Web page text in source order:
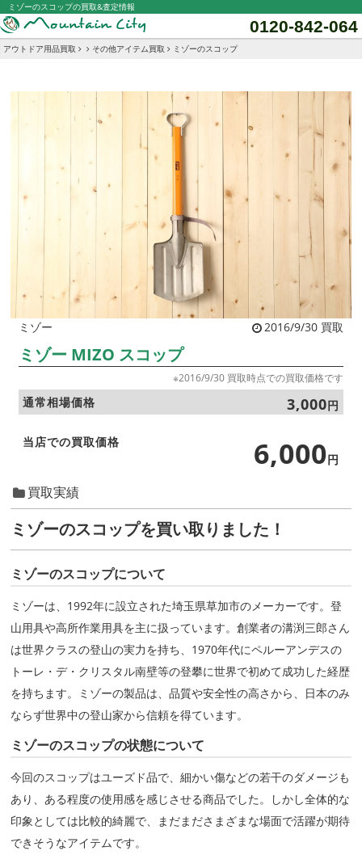
ミゾーのスコップの買取&査定情報
0120-842-064
アウトドア用品買取 その他アイテム買取 ミゾーのスコップ
ミゾー 2016/9/30 買取
ミゾー MIZO スコップ
※2016/9/30 買取時点での買取価格です
通常相場価格 3,000円
当店での買取価格 6,000円
買取実績
ミゾーのスコップを買い取りました！
ミゾーのスコップについて
ミゾーは、1992年に設立された埼玉県草加市のメーカーです。登
山用具や高所作業用具を主に扱っています。創業者の溝渕三郎さん
は世界クラスの登山の実力を持ち、1970年代にペルーアンデスの
トーレ・デ・クリスタル南壁等の登攀に世界で初めて成功した経歴
を持ちます。ミゾーの製品は、品質や安全性の高さから、日本のみ
ならず世界中の登山家から信頼を得ています。
ミゾーのスコップの状態について
今回のスコップはユーズド品で、細かい傷などの若干のダメージも
あり、ある程度の使用感を感じさせる商品でした。しかし全体的な
印象としては比較的綺麗で、まだまださまざまな場面で活躍が期待
できそうなアイテムです。